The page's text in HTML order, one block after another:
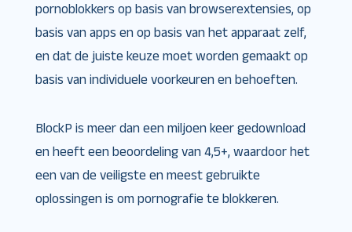
pornoblokkers op basis van browserextensies, op
basis van apps en op basis van het apparaat zelf,
en dat de juiste keuze moet worden gemaakt op
basis van individuele voorkeuren en behoeften.
BlockP is meer dan een miljoen keer gedownload
en heeft een beoordeling van 4,5+, waardoor het
een van de veiligste en meest gebruikte
oplossingen is om pornografie te blokkeren.